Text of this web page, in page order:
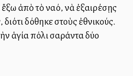
ἔξω ἀπὸ τὸ ναό, νὰ ἐξαιρέσῃς
δόθηκε στοὺς ἐθνικούς.
ἁγία πόλι σαράντα δύο